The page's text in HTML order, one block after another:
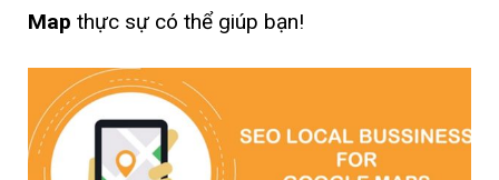
Map thực sự có thể giúp bạn!